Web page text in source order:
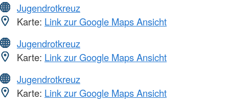
Jugendrotkreuz
Karte: Link zur Google Maps Ansicht
Jugendrotkreuz
Karte: Link zur Google Maps Ansicht
Jugendrotkreuz
Karte: Link zur Google Maps Ansicht